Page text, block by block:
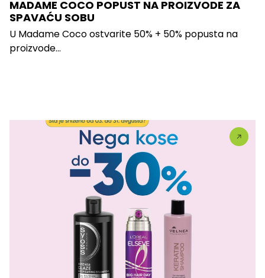
MADAME COCO POPUST NA PROIZVODE ZA
SPAVAĆU SOBU
U Madame Coco ostvarite 50% + 50% popusta na
proizvode...